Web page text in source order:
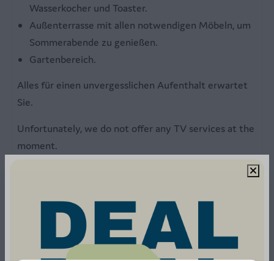
Außenbereich
Garden furniture with parasol
Gartentisch
Wasserkocher und Toaster.
Außenterrasse mit allen notwendigen Möbeln, um
Sommerabende zu genießen.
Gartenbereich.
Alles für einen unvergesslichen Aufenthalt erwartet
Sie.
Unfortunately, we do not offer any TV services at the
moment.